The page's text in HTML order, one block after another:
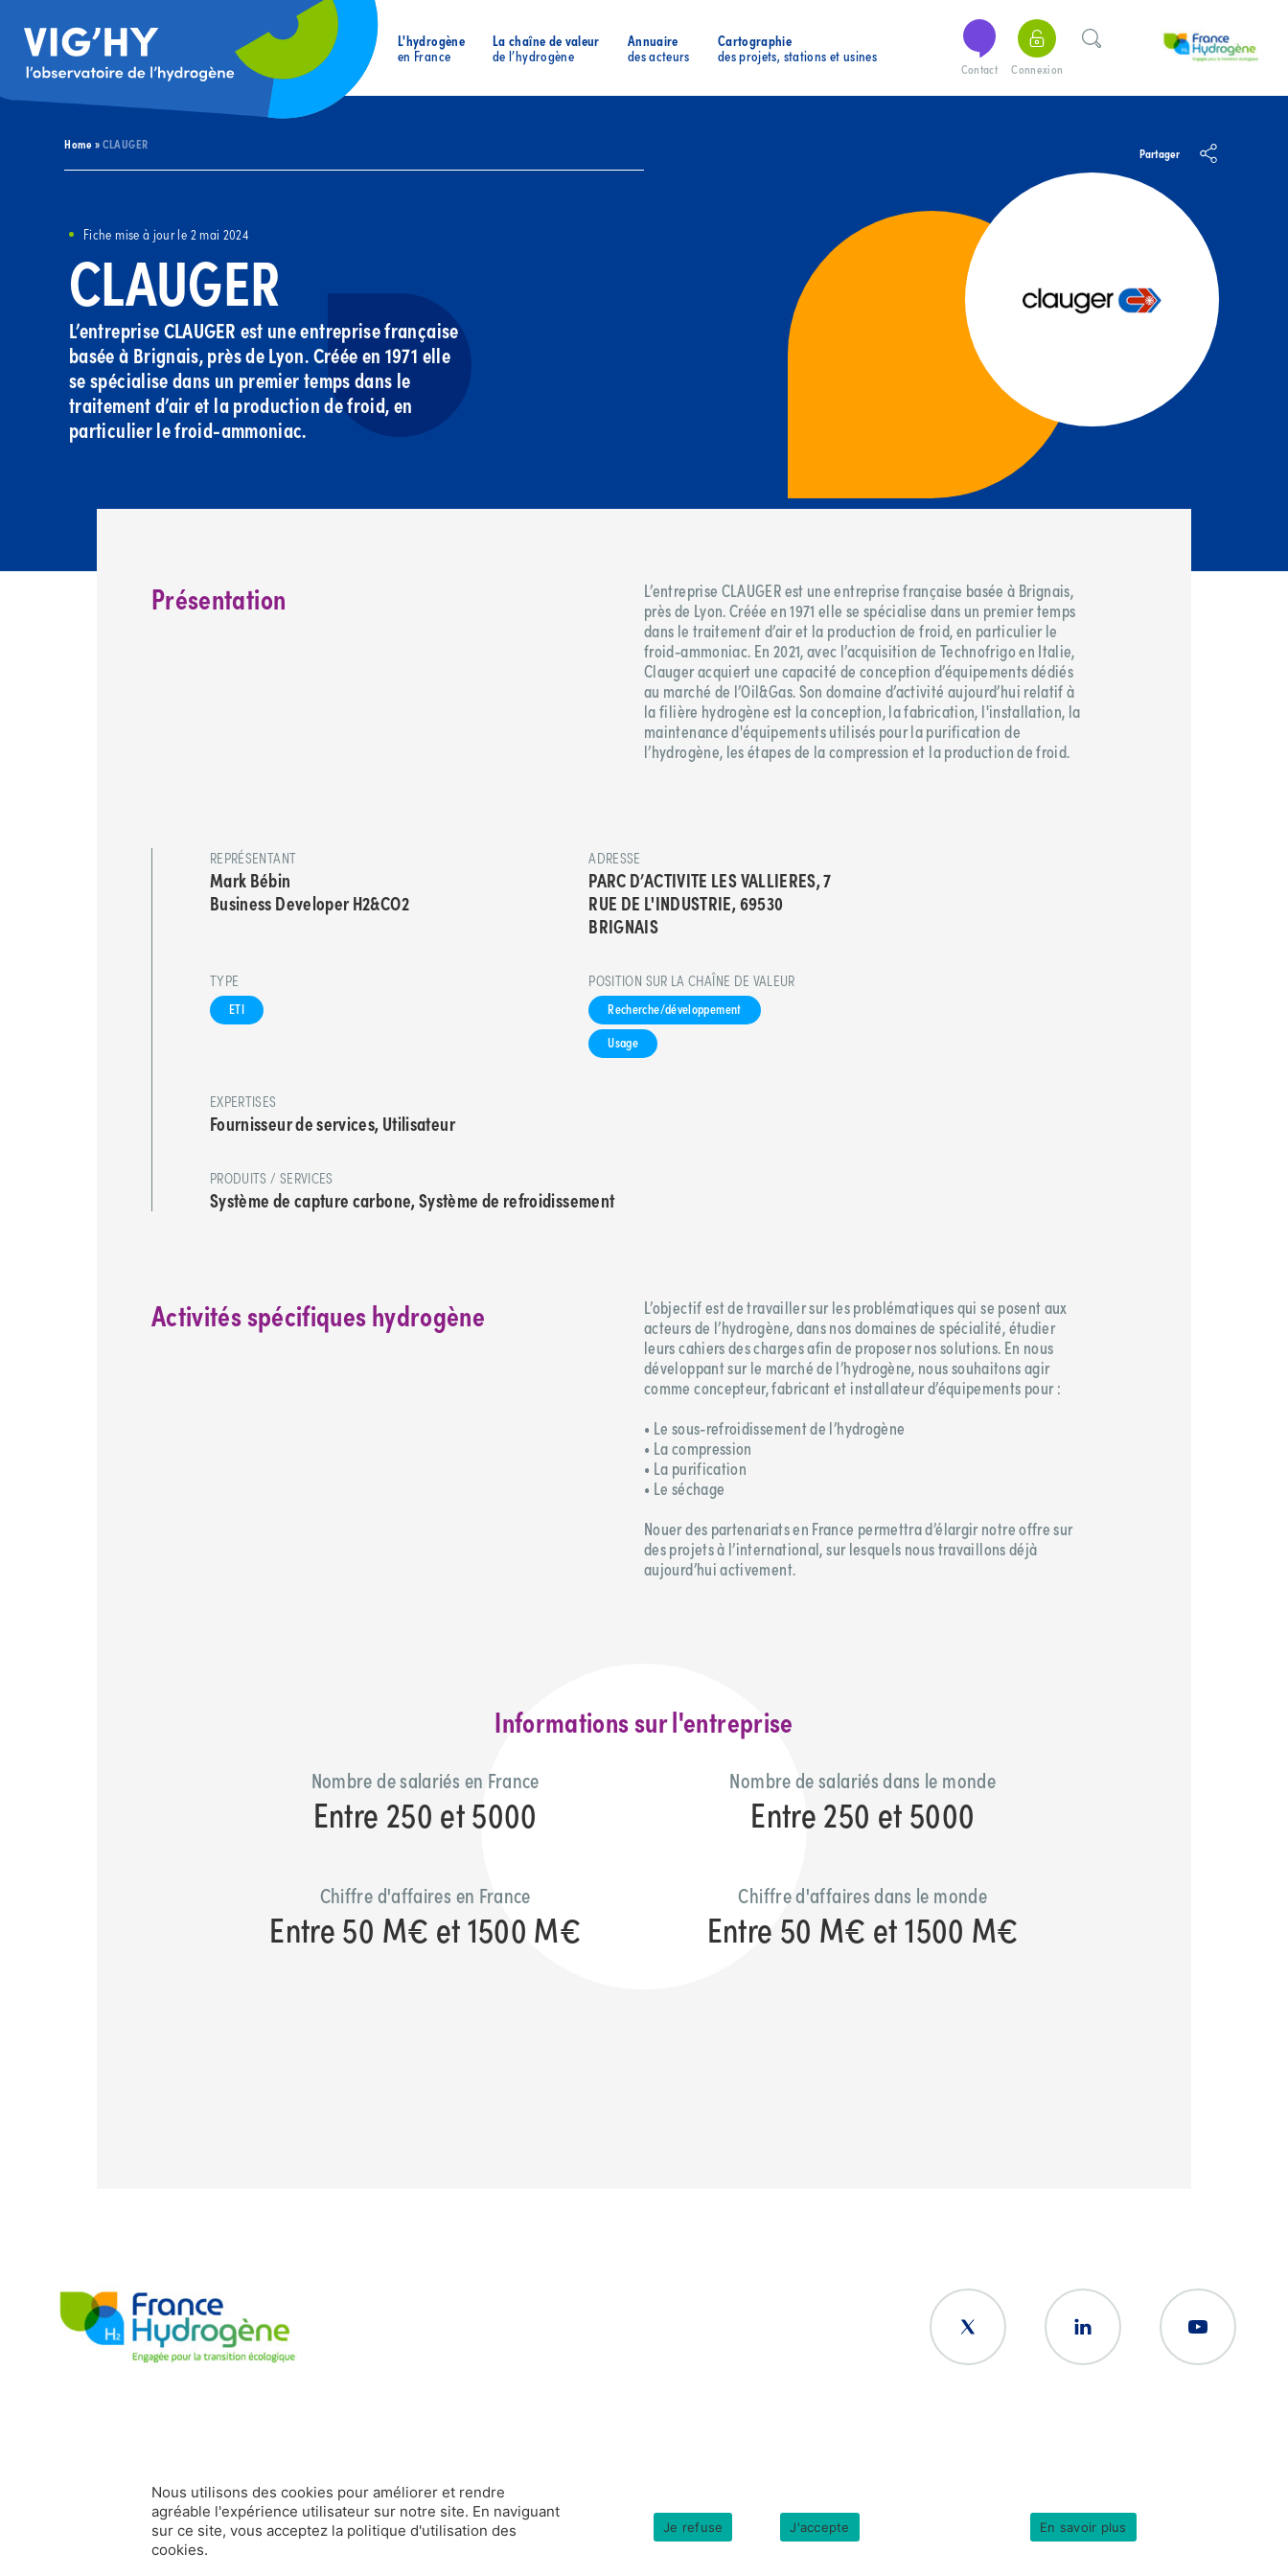
L'hydrogène
en France
La chaîne de valeur
de l’hydrogène
Annuaire
des acteurs
Cartographie
des projets, stations et usines
Contact Connexion
Home»CLAUGER
Partager
Fiche mise à jour le 2 mai 2024
CLAUGER
L’entreprise CLAUGER est une entreprise française
basée à Brignais, près de Lyon. Créée en 1971 elle
se spécialise dans un premier temps dans le
traitement d’air et la production de froid, en
particulier le froid-ammoniac.
Présentation
L’entreprise CLAUGER est une entreprise française basée à Brignais,
près de Lyon. Créée en 1971 elle se spécialise dans un premier temps
dans le traitement d’air et la production de froid, en particulier le
froid-ammoniac. En 2021, avec l’acquisition de Technofrigo en Italie,
Clauger acquiert une capacité de conception d’équipements dédiés
au marché de l’Oil&Gas. Son domaine d’activité aujourd’hui relatif à
la filière hydrogène est la conception, la fabrication, l'installation, la
maintenance d'équipements utilisés pour la purification de
l’hydrogène, les étapes de la compression et la production de froid.
REPRÉSENTANT
Mark Bébin
Business Developer H2&CO2
ADRESSE
PARC D’ACTIVITE LES VALLIERES, 7
RUE DE L'INDUSTRIE, 69530
BRIGNAIS
TYPE
ETI
POSITION SUR LA CHAÎNE DE VALEUR
Recherche/développement
Usage
EXPERTISES
Fournisseur de services, Utilisateur
PRODUITS / SERVICES
Système de capture carbone, Système de refroidissement
Activités spécifiques hydrogène
L’objectif est de travailler sur les problématiques qui se posent aux
acteurs de l’hydrogène, dans nos domaines de spécialité, étudier
leurs cahiers des charges afin de proposer nos solutions. En nous
développant sur le marché de l’hydrogène, nous souhaitons agir
comme concepteur, fabricant et installateur d’équipements pour :
• Le sous-refroidissement de l’hydrogène
• La compression
• La purification
• Le séchage
Nouer des partenariats en France permettra d’élargir notre offre sur
des projets à l’international, sur lesquels nous travaillons déjà
aujourd’hui activement.
Informations sur l'entreprise
Nombre de salariés en France
Entre 250 et 5000
Nombre de salariés dans le monde
Entre 250 et 5000
Chiffre d'affaires en France
Entre 50 M€ et 1500 M€
Chiffre d'affaires dans le monde
Entre 50 M€ et 1500 M€
france-hydrogene.org Données personnelles Mentions légales
Nous utilisons des cookies pour améliorer et rendre
agréable l'expérience utilisateur sur notre site. En naviguant
sur ce site, vous acceptez la politique d'utilisation des
cookies.
J'accepte
Je refuse En savoir plus